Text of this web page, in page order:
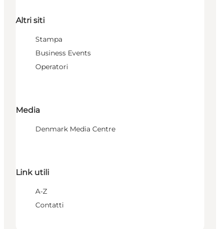
Altri siti
Stampa
Business Events
Operatori
Media
Denmark Media Centre
Link utili
A-Z
Contatti